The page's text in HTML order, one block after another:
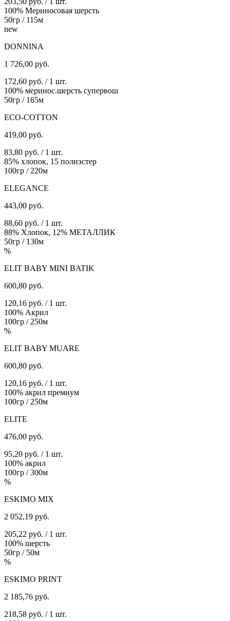
100% Мериносовая шерсть
50гр / 115м
new
DONNINA
1 726,00 руб.
172,60 руб. / 1 шт.
100% меринос.шерсть супервош
50гр / 165м
ECO-COTTON
419,00 руб.
83,80 руб. / 1 шт.
85% хлопок, 15 полиэстер
100гр / 220м
ELEGANCE
443,00 руб.
88,60 руб. / 1 шт.
88% Хлопок, 12% МЕТАЛЛИК
50гр / 130м
%
ELIT BABY MINI BATIK
600,80 руб.
120,16 руб. / 1 шт.
100% Акрил
100гр / 250м
%
ELIT BABY MUARE
600,80 руб.
120,16 руб. / 1 шт.
100% акрил премиум
100гр / 250м
ELITE
476,00 руб.
95,20 руб. / 1 шт.
100% акрил
100гр / 300м
%
ESKIMO MIX
2 052,19 руб.
205,22 руб. / 1 шт.
100% шерсть
50гр / 50м
%
ESKIMO PRINT
2 185,76 руб.
218,58 руб. / 1 шт.